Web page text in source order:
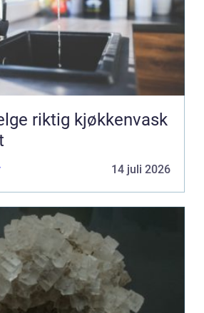
riktig kjøkkenvask
14 juli 2026